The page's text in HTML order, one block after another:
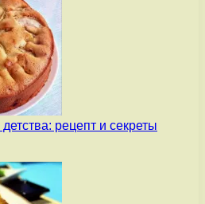
рецепт и секреты